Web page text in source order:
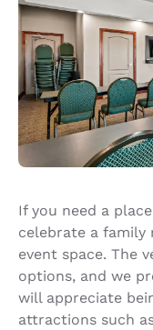
If you need a
celebrate a family
event space. The
options, and we
will appreciate
attractions such